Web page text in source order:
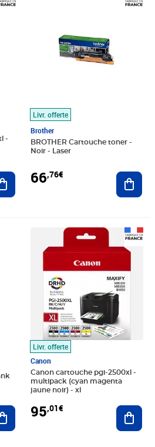
-
Ajouter au panier
Livr. offerte
Brother
BROTHER Cartouche toner -
Noir - Laser
66,76€
Ajouter au panier
Livr. offerte
Canon
Canon cartouche pgi-2500xl -
multipack (cyan magenta
jaune noir) - xl
95,01€
Prix 95,01€